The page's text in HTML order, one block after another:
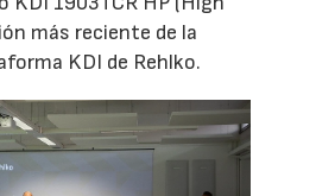
más reciente de la
KDI de Rehlko.